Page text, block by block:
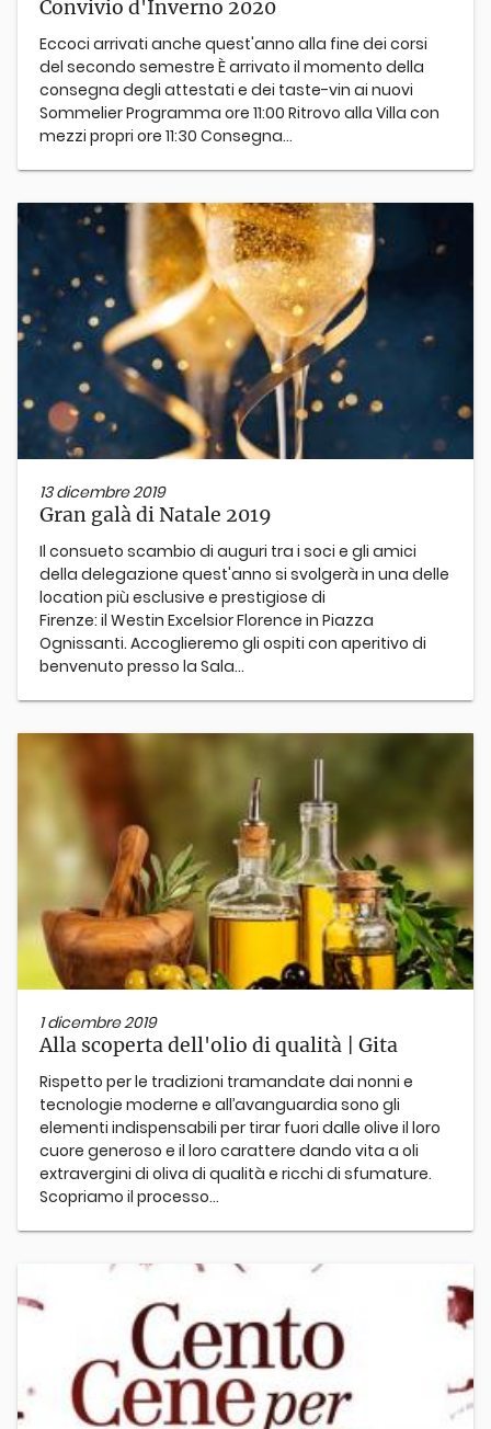
Convivio d'Inverno 2020
​Eccoci arrivati anche quest'anno alla fine dei corsi
del secondo semestre È arrivato il momento della
consegna degli attestati e dei taste-vin ai nuovi
Sommelier Programma ore 11:00 Ritrovo alla Villa con
mezzi propri ore 11:30 Consegna...
13 dicembre 2019
Gran galà di Natale 2019
Il consueto scambio di auguri tra i soci e gli amici
della delegazione quest'anno si svolgerà in una delle
location più esclusive e prestigiose di
Firenze: il Westin Excelsior Florence in Piazza
Ognissanti. Accoglieremo gli ospiti con aperitivo di
benvenuto presso la Sala...
1 dicembre 2019
Alla scoperta dell'olio di qualità | Gita
Rispetto per le tradizioni tramandate dai nonni e
tecnologie moderne e all’avanguardia sono gli
elementi indispensabili per tirar fuori dalle olive il loro
cuore generoso e il loro carattere dando vita a oli
extravergini di oliva di qualità e ricchi di sfumature.
Scopriamo il processo...